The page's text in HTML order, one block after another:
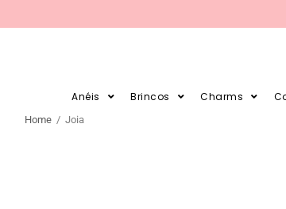
PARCELE SUAS
Anéis Brincos Charms
Home / Joia